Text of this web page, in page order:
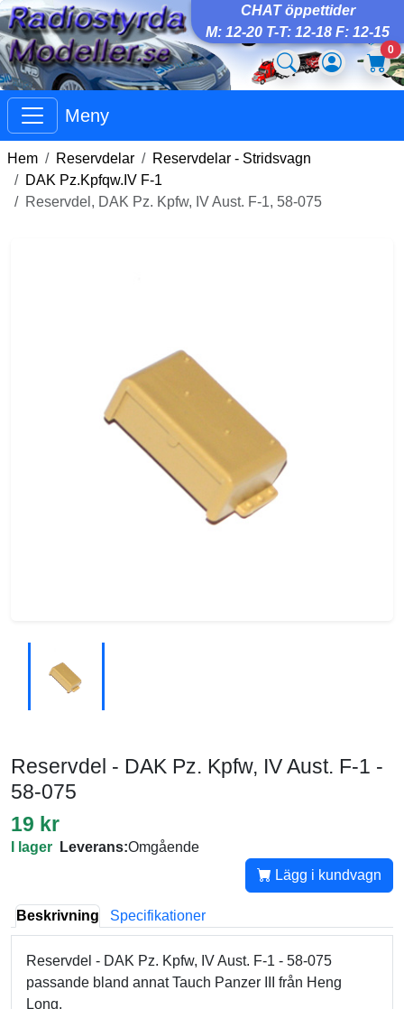
CHAT öppettider
M: 12-20 T-T: 12-18 F: 12-15
0
Meny
Hem Reservdelar
Reservdelar - Stridsvagn
DAK Pz.Kpfqw.IV F-1
Reservdel, DAK Pz. Kpfw, IV Aust. F-1, 58-075
Reservdel - DAK Pz. Kpfw, IV Aust. F-1 -
58-075
19 kr
I lager Leverans:Omgående
Lägg i kundvagn
Beskrivning Specifikationer
Reservdel - DAK Pz. Kpfw, IV Aust. F-1 - 58-075
passande bland annat Tauch Panzer III från Heng
Long.